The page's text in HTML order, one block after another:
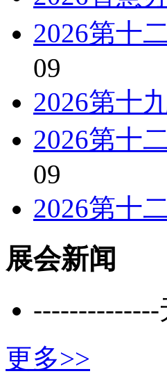
2026第十
09
2026第十
2026第十
09
2026第十
展会新闻
更多>>